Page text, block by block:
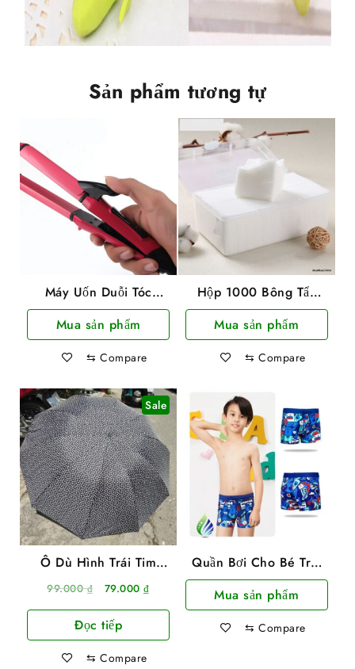
Sản phẩm tương tự
Máy Uốn Duỗi Tóc
Nova NHC-2009
Mua sản phẩm
⇆ Compare
Hộp 1000 Bông Tẩy
Trang Lameila
Mua sản phẩm
⇆ Compare
Sale
Ô Dù Hình Trái Tim
Size Lớn 120X70Cm
99.000₫
Giá
là:
99.000 ₫.
79.000₫Giá
là:
Đọc tiếp
⇆ Compare
Quần Bơi Cho Bé Trai
Nhiều Hình
Mua sản phẩm
⇆ Compare